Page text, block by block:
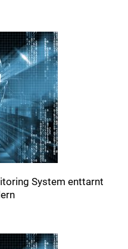
System enttarnt